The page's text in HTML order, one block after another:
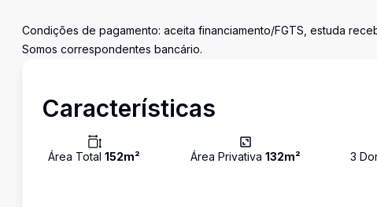
Condições de pagamento: aceita financiamento/FGTS, estuda
Somos correspondentes bancário.
Características
Área Total 152m² Área Privativa 132m² 3